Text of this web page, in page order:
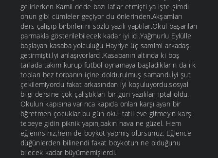
gelirlerken Kamil dede bazı laflar etmişti ya işte şimdi
onun gibi cümleler geçiyor du önlerinden.Akşamları
ders çalışıp birbirlerini sözlü yazılı yaptılar.Okul başarıları
parmakla gösterilebilecek kadar iyi idi.Yağmurlu Eylülle
başlayan kasaba yolculuğu Hayriye üç samimi arkadaş
getirmişti.İyi anlaşıyorlardı.Kasabanın altında ki boş
tarlada takım kurup futbol oynamaya başladıkların da ilk
topları bez torbanın içine doldurulmuş samandı.İyi şut
çekilemiyordu fakat arkasından iyi koşuluyordu.sosyal
bilgi dersine çok çalıştıkları bir gün yazılıları iptal oldu.
Okulun kapısına varınca kapıda onları karşılayan bir
öğretmen çocuklar bu gün okul tatil eve gitmeyin karşı
tepeye gidin piknik yapın,bakın hava ne güzel. Hem
eğlenirsiniz,hem de boykot yapmış olursunuz. Eğlence
düğünlerden bilinendi fakat boykotun ne olduğunu
bilecek kadar büyümemişlerdi.